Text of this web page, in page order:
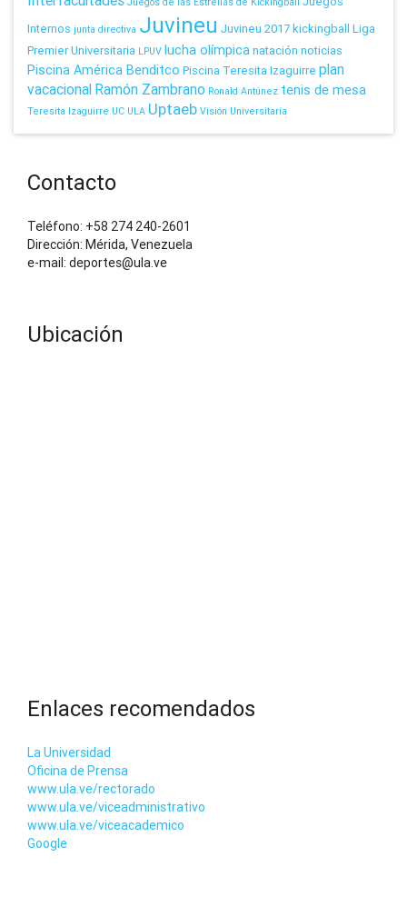
Internos junta directiva Juvineu Juvineu 2017kickingball Liga
Premier Universitaria LPUV lucha olímpicanatación noticias
Piscina América Benditco Piscina Teresita Izaguirre plan
vacacional Ramón Zambrano Ronald Antúnez tenis de mesa
Teresita Izaguirre UC ULA Uptaeb Visión Universitaria
Contacto
Teléfono: +58 274 240-2601
Dirección: Mérida, Venezuela
e-mail: deportes@ula.ve
Ubicación
Enlaces recomendados
La Universidad
Oficina de Prensa
www.ula.ve/rectorado
www.ula.ve/viceadministrativo
www.ula.ve/viceacademico
Google